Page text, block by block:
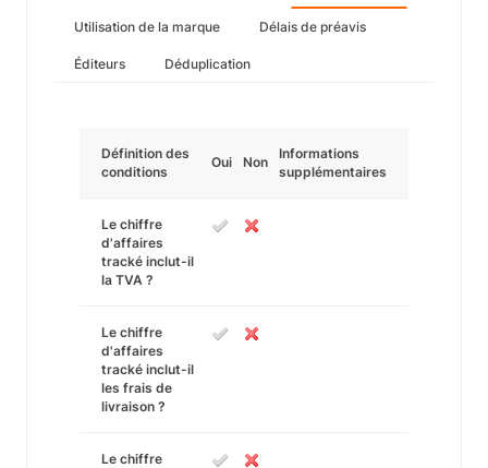
Utilisation de la marque Délais de préavis
Éditeurs Déduplication
Définition des
conditions
Oui Non
Informations
supplémentaires
Le chiffre
d'affaires
tracké inclut-il
la TVA ?
Le chiffre
d'affaires
tracké inclut-il
les frais de
livraison ?
Le chiffre